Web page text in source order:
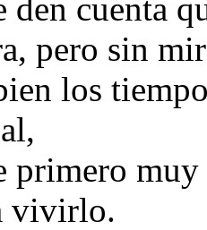
den cuenta
pero sin
los
primero
vivirlo.